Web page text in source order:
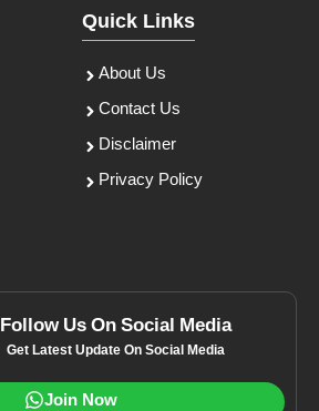
Quick Links
About Us
Contact Us
Disclaimer
Privacy Policy
Follow Us On Social Media
Get Latest Update On Social Media
Join Now